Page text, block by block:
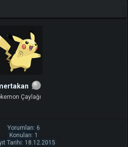
Çaylağı
Yorumları: 6
Konuları: 1
Tarihi: 18.12.2015